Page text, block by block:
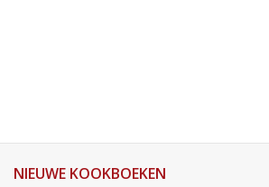
NIEUWE KOOKBOEKEN